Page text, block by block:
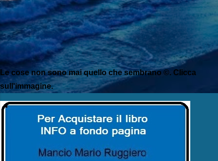
Le cose non sono mai quello che sembrano ©. Clicca
sull'immagine.